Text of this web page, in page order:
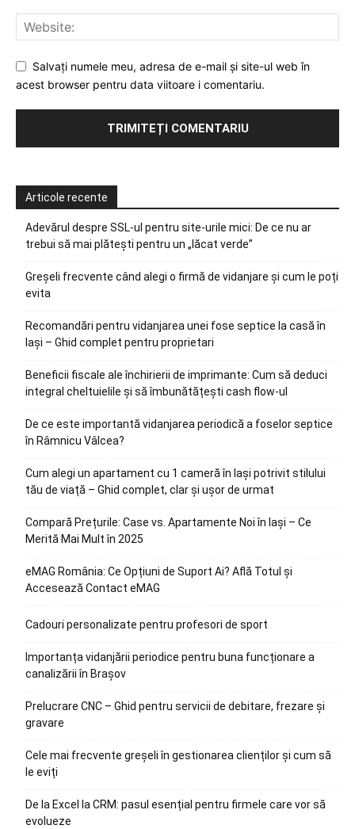
Salvați numele meu, adresa de e-mail și site-ul web în
acest browser pentru data viitoare i comentariu.
Articole recente
Adevărul despre SSL-ul pentru site-urile mici: De ce nu ar
trebui să mai plătești pentru un „lăcat verde”
Greșeli frecvente când alegi o firmă de vidanjare și cum le poți
evita
Recomandări pentru vidanjarea unei fose septice la casă în
Iași – Ghid complet pentru proprietari
Beneficii fiscale ale închirierii de imprimante: Cum să deduci
integral cheltuielile și să îmbunătățești cash flow-ul
De ce este importantă vidanjarea periodică a foselor septice
în Râmnicu Vâlcea?
Cum alegi un apartament cu 1 cameră în Iași potrivit stilului
tău de viață – Ghid complet, clar și ușor de urmat
Compară Prețurile: Case vs. Apartamente Noi în Iași – Ce
Merită Mai Mult în 2025
eMAG România: Ce Opțiuni de Suport Ai? Află Totul și
Accesează Contact eMAG
Cadouri personalizate pentru profesori de sport
Importanța vidanjării periodice pentru buna funcționare a
canalizării în Brașov
Prelucrare CNC – Ghid pentru servicii de debitare, frezare și
gravare
Cele mai frecvente greșeli în gestionarea clienților și cum să
le eviți
De la Excel la CRM: pasul esențial pentru firmele care vor să
evolueze